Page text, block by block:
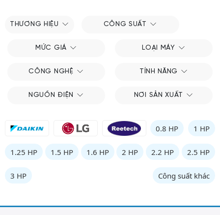
THƯƠNG HIỆU CÔNG SUẤT
MỨC GIÁ LOẠI MÁY
CÔNG NGHỆ TÍNH NĂNG
NGUỒN ĐIỆN NƠI SẢN XUẤT
0.8 HP 1 HP
1.25 HP 1.5 HP 1.6 HP 2 HP 2.2 HP 2.5 HP
3 HP Công suất khác